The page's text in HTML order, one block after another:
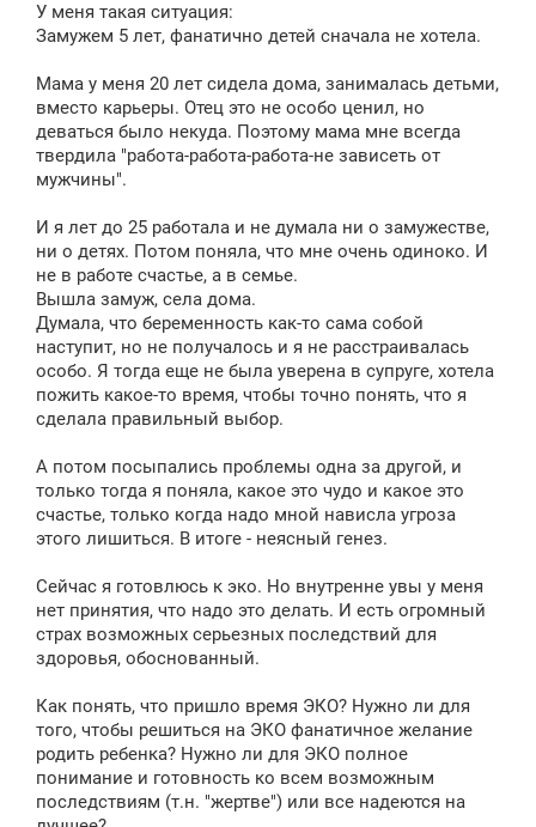
н
и
У меня такая ситуация:
Замужем 5 лет, фанатично детей сначала не хотела.
Мама у меня 20 лет сидела дома, занималась детьми,
вместо карьеры. Отец это не особо ценил, но
деваться было некуда. Поэтому мама мне всегда
твердила "работа-работа-работа-не зависеть от
мужчины".
И я лет до 25 работала и не думала ни о замужестве,
ни о детях. Потом поняла, что мне очень одиноко. И
не в работе счастье, а в семье.
Вышла замуж, села дома.
Думала, что беременность как-то сама собой
наступит, но не получалось и я не расстраивалась
особо. Я тогда еще не была уверена в супруге, хотела
пожить какое-то время, чтобы точно понять, что я
сделала правильный выбор.
А потом посыпались проблемы одна за другой, и
только тогда я поняла, какое это чудо и какое это
счастье, только когда надо мной нависла угроза
этого лишиться. В итоге - неясный генез.
Сейчас я готовлюсь к эко. Но внутренне увы у меня
нет принятия, что надо это делать. И есть огромный
страх возможных серьезных последствий для
здоровья, обоснованный.
Как понять, что пришло время ЭКО? Нужно ли для
того, чтобы решиться на ЭКО фанатичное желание
родить ребенка? Нужно ли для ЭКО полное
понимание и готовность ко всем возможным
последствиям (т.н. "жертве") или все надеются на